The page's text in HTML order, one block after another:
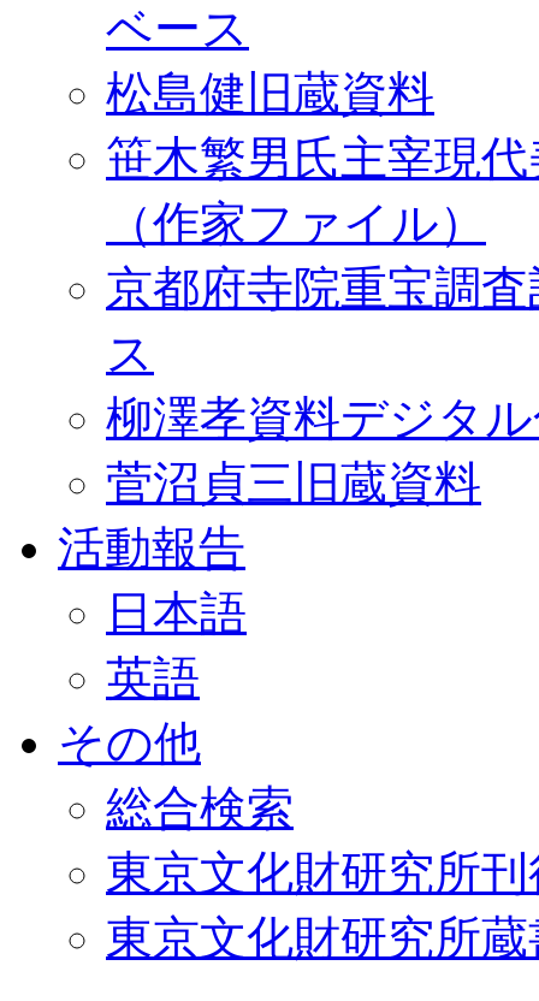
ベース
松島健旧蔵資料
笹木繁男氏主宰現
（作家ファイル）
京都府寺院重宝調
ス
柳澤孝資料デジタ
菅沼貞三旧蔵資料
活動報告
日本語
英語
その他
総合検索
東京文化財研究所
東京文化財研究所